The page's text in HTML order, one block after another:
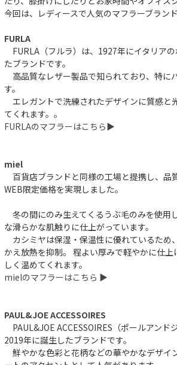
今回は、レディースで人気のマフラーブラン
FURLA
FURLA（フルラ）は、1927年にイタリア
たブランドです。
高品質なレザー製品で知られており、特に
す。
エレガントで洗練されたデザインに質感と
てくれます。。
FURLAのマフラーはこちら▶︎
miel
百貨店ブランドと同様の工場と提携し、品
WEB限定価格を実現しました。
冬の間にのみ生えてくるうぶ毛のみを使用
な滑らかな肌触りに仕上がっています。
カシミヤは保湿・保温性に優れているため
かえ放熱を抑制。 程よい厚みで軽やかに仕
しく温めてくれます。
mielのマフラーはこちら ▶︎
PAUL&JOE ACCESSOIRES
PAUL&JOE ACCESSOIRES（ポールアンド
2019年に誕生したブランドです。
鮮やかな色彩と花柄などの華やかなデザイ